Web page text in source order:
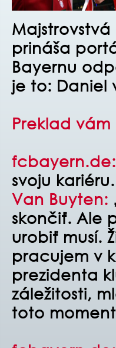
prináša
Bayernu
je to: Daniel
Preklad
fcbayern.de:
svoju
Van Buyten:
skončiť. Ale
urobiť musí.
pracujem v
prezidenta
záležitosti,
toto